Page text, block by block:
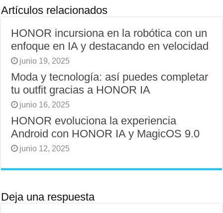
Artículos relacionados
HONOR incursiona en la robótica con un
enfoque en IA y destacando en velocidad
junio 19, 2025
Moda y tecnología: así puedes completar
tu outfit gracias a HONOR IA
junio 16, 2025
HONOR evoluciona la experiencia
Android con HONOR IA y MagicOS 9.0
junio 12, 2025
Deja una respuesta